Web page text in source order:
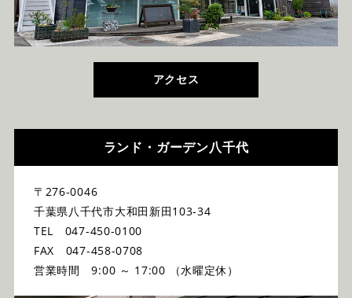
アクセス
ランド・ガーデン八千代
〒276-0046
千葉県八千代市大和田新田103-34
TEL 047-450-0100
FAX 047-458-0708
営業時間 9:00 ～ 17:00 （水曜定休）